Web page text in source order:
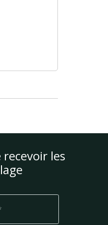
recevoir les